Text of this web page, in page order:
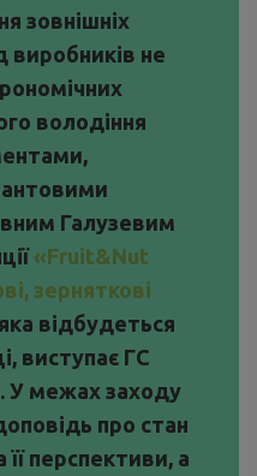
зовнішніх
виробників не
володіння
Галузевим
«Fruit&Nut
зерняткові
відбудеться
виступає ГС
межах заходу
про стан
її перспективи, а